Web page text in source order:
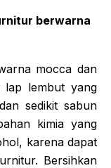
berwarna
mocca dan
lap lembut yang
sedikit sabun
kimia yang
karena dapat
Bersihkan